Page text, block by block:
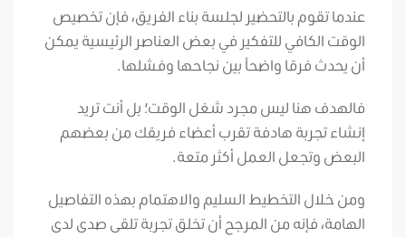
عندما تقوم بالتحضير لجلسة بناء الفريق، فإن تخصيص
الوقت الكافي للتفكير في بعض العناصر الرئيسية يمكن
أن يحدث فرقا واضحاً بين نجاحها وفشلها.
فالهدف هنا ليس مجرد شغل الوقت؛ بل أنت تريد
إنشاء تجربة هادفة تقرب أعضاء فريقك من بعضهم
البعض وتجعل العمل أكثر متعة.
ومن خلال التخطيط السليم والاهتمام بهذه التفاصيل
الهامة، فإنه من المرجح أن تخلق تجربة تلقى صدى لدى